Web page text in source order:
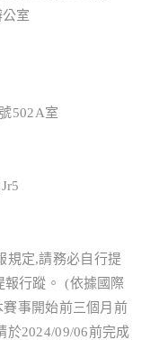
室
502A室
規定,請務必自行提
報行蹤。 (依據國際
事開始前三個月前
於2024/09/06前完成